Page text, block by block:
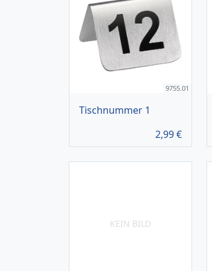
9755.01
Tischnummer 1
2,99€
KEIN BILD